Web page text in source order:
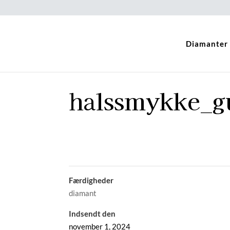
Diamanter
Færdigheder
diamant
Indsendt den
november 1, 2024